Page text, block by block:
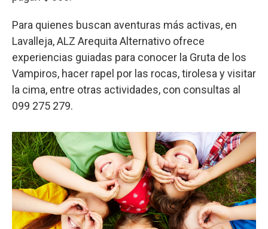
Para quienes buscan aventuras más activas, en
Lavalleja, ALZ Arequita Alternativo ofrece
experiencias guiadas para conocer la Gruta de los
Vampiros, hacer rapel por las rocas, tirolesa y visitar
la cima, entre otras actividades, con consultas al
099 275 279.